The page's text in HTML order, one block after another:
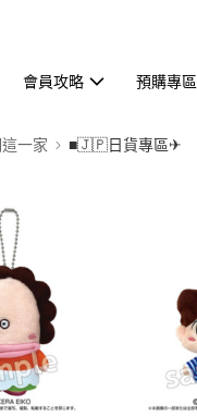
會員攻略 預購專區
一家 ■🇯🇵日貨專區✈